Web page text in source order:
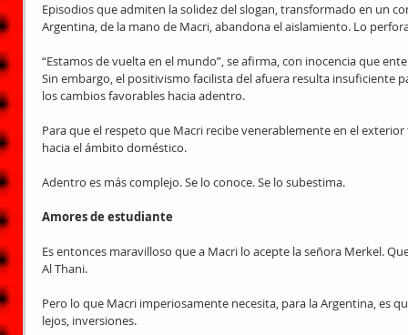
Episodios que admiten la solidez del slogan, transformado en un
Argentina, de la mano de Macri, abandona el aislamiento. Lo
“Estamos de vuelta en el mundo”, se afirma, con inocencia que
Sin embargo, el positivismo facilista del afuera resulta insuficiente
los cambios favorables hacia adentro.
Para que el respeto que Macri recibe venerablemente en el
hacia el ámbito doméstico.
Adentro es más complejo. Se lo conoce. Se lo subestima.
Amores de estudiante
Es entonces maravilloso que a Macri lo acepte la señora Merkel.
Al Thani.
Pero lo que Macri imperiosamente necesita, para la Argentina, es
lejos, inversiones.